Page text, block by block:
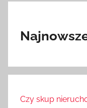
Czy skup